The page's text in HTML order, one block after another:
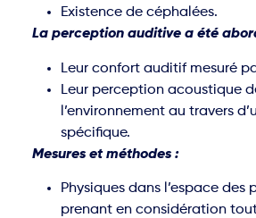
Existence de céphalées.
La perception auditive a été
Leur confort auditif mesuré
Leur perception acoustique
l’environnement au travers
spécifique.
Mesures et méthodes :
Physiques dans l’espace des
prenant en considération